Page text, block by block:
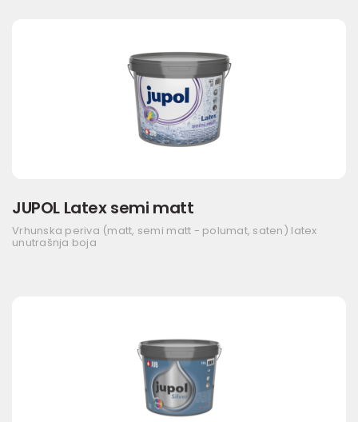
JUPOL Latex semi matt
Vrhunska periva (matt, semi matt - polumat, saten) latex
unutrašnja boja